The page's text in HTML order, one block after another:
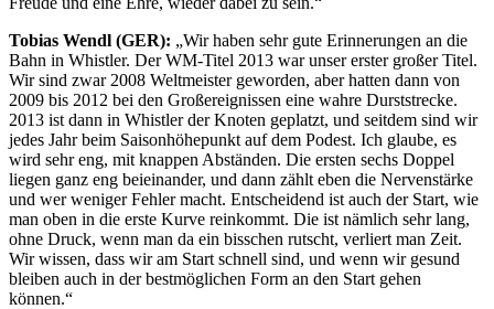
Tobias Wendl (GER): „Wir haben sehr gute Erinnerungen an die
Bahn in Whistler. Der WM-Titel 2013 war unser erster großer Titel.
Wir sind zwar 2008 Weltmeister geworden, aber hatten dann von
2009 bis 2012 bei den Großereignissen eine wahre Durststrecke.
2013 ist dann in Whistler der Knoten geplatzt, und seitdem sind wir
jedes Jahr beim Saisonhöhepunkt auf dem Podest. Ich glaube, es
wird sehr eng, mit knappen Abständen. Die ersten sechs Doppel
liegen ganz eng beieinander, und dann zählt eben die Nervenstärke
und wer weniger Fehler macht. Entscheidend ist auch der Start, wie
man oben in die erste Kurve reinkommt. Die ist nämlich sehr lang,
ohne Druck, wenn man da ein bisschen rutscht, verliert man Zeit.
Wir wissen, dass wir am Start schnell sind, und wenn wir gesund
bleiben auch in der bestmöglichen Form an den Start gehen
können.“